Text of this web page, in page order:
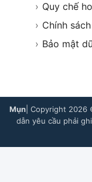
› Quy chế
› Chính
› Bảo mật
Mụn | Copyright 2026
dẫn yêu cầu phải